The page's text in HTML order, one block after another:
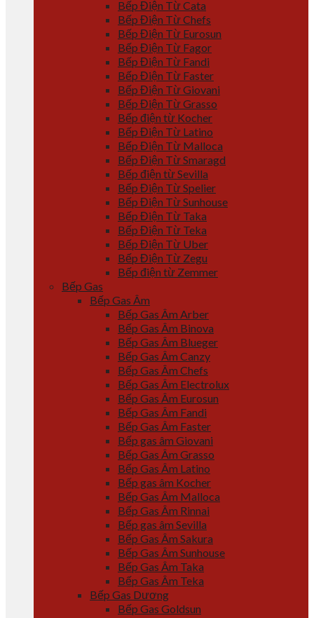
Bếp Điện Từ Cata
Bếp Điện Từ Chefs
Bếp Điện Từ Eurosun
Bếp Điện Từ Fagor
Bếp Điện Từ Fandi
Bếp Điện Từ Faster
Bếp Điện Từ Giovani
Bếp Điện Từ Grasso
Bếp điện từ Kocher
Bếp Điện Từ Latino
Bếp Điện Từ Malloca
Bếp Điện Từ Smaragd
Bếp điện từ Sevilla
Bếp Điện Từ Spelier
Bếp Điện Từ Sunhouse
Bếp Điện Từ Taka
Bếp Điện Từ Teka
Bếp Điện Từ Uber
Bếp Điện Từ Zegu
Bếp điện từ Zemmer
Bếp Gas
Bếp Gas Âm
Bếp Gas Âm Arber
Bếp Gas Âm Binova
Bếp Gas Âm Blueger
Bếp Gas Âm Canzy
Bếp Gas Âm Chefs
Bếp Gas Âm Electrolux
Bếp Gas Âm Eurosun
Bếp Gas Âm Fandi
Bếp Gas Âm Faster
Bếp gas âm Giovani
Bếp Gas Âm Grasso
Bếp Gas Âm Latino
Bếp gas âm Kocher
Bếp Gas Âm Malloca
Bếp Gas Âm Rinnai
Bếp gas âm Sevilla
Bếp Gas Âm Sakura
Bếp Gas Âm Sunhouse
Bếp Gas Âm Taka
Bếp Gas Âm Teka
Bếp Gas Dương
Bếp Gas Goldsun